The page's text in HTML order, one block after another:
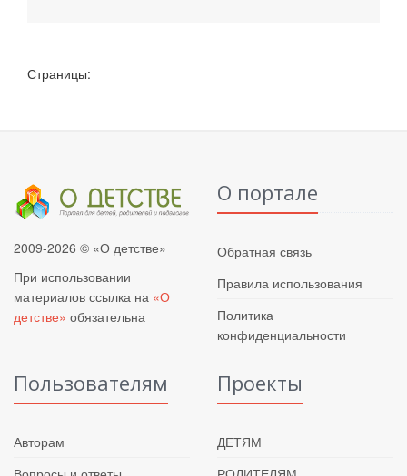
Страницы:
2009-2026 © «О детстве»
При использовании
материалов ссылка на «О
детстве» обязательна
О портале
Обратная связь
Правила использования
Политика
конфиденциальности
Пользователям
Авторам
Проекты
ДЕТЯМ